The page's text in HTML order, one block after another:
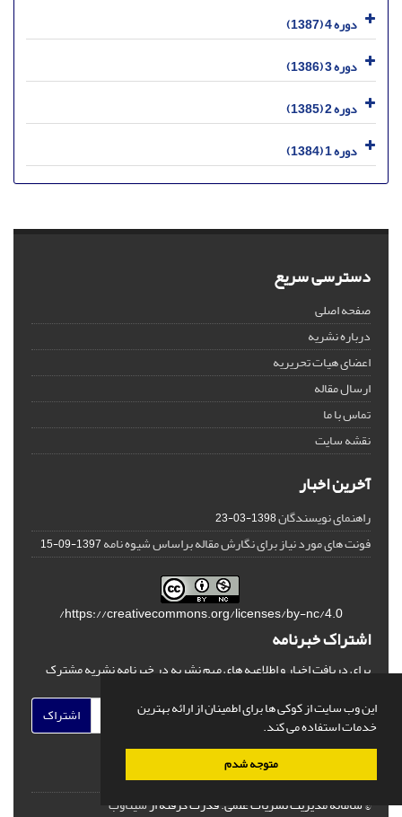
این وب سایت از کوکی ها برای اطمینان از ارائه بهترین
خدمات استفاده می کند.
متوجه شدم
دوره 4 (1387)
دوره 3 (1386)
دوره 2 (1385)
دوره 1 (1384)
دسترسی سریع
صفحه اصلی
درباره نشریه
اعضای هیات تحریریه
ارسال مقاله
تماس با ما
نقشه سایت
آخرین اخبار
راهنمای نویسندگان1398-03-23
فونت های مورد نیاز برای نگارش مقاله براساس شیوه نامه1397-09-15
https://creativecommons.org/licenses/by-nc/4.0/
اشتراک خبرنامه
برای دریافت اخبار و اطلاعیه های مهم نشریه در خبرنامه نشریه مشترک
اشتراک
© سامانه مدیریت نشریات علمی.قدرت گرفته ازسیناوب